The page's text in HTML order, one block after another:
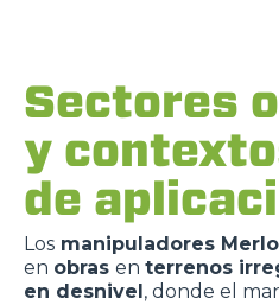
Sectores
y
de
Los manipuladores Merlo
en obras en terrenos
en desnivel, donde el